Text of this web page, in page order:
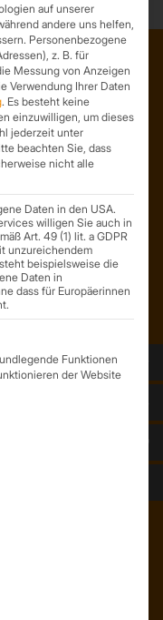
auf unserer
andere uns helfen,
Personenbezogene
z. B. für
Messung von Anzeigen
Verwendung Ihrer Daten
. Es besteht keine
einzuwilligen, um dieses
jederzeit unter
beachten Sie, dass
nicht alle
Daten in den USA.
willigen Sie auch in
Art. 49 (1) lit. a GDPR
unzureichendem
beispielsweise die
Daten in
dass für Europäerinnen
für die eine
Funktionen
der Website